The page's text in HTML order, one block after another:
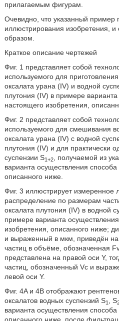
прилагаемым фигурам.
Очевидно, что указанный пример
иллюстрирования изобретения, и
образом.
Краткое описание чертежей
Фиг. 1 представляет собой
используемого для
оксалата урана (IV) и водной
плутония (IV) в примере
настоящего изобретения,
Фиг. 2 представляет собой
используемого для смешивания
оксалата урана (IV) с водной
плутония (IV) и для практически
суспензии S1+2, получаемой из
варианта осуществления способа
описанного ниже.
Фиг. 3 иллюстрирует измеренное
распределение по размерам
оксалата плутония (IV) в водной
примере варианта
изобретения, описанного ниже;
и выраженный в мкм, приведён на
частиц в объёме, обозначенная
представлена на правой оси Y,
частиц, обозначенный Vc и
левой оси Y.
Фиг. 4A и 4B отображают
оксалатов водных суспензий S1 , S
варианта осуществления способа